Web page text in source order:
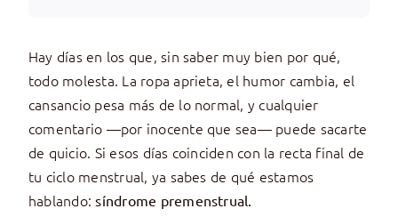
Hay días en los que, sin saber muy bien por qué,
todo molesta. La ropa aprieta, el humor cambia, el
cansancio pesa más de lo normal, y cualquier
comentario —por inocente que sea— puede sacarte
de quicio. Si esos días coinciden con la recta final de
tu ciclo menstrual, ya sabes de qué estamos
hablando:síndrome premenstrual.